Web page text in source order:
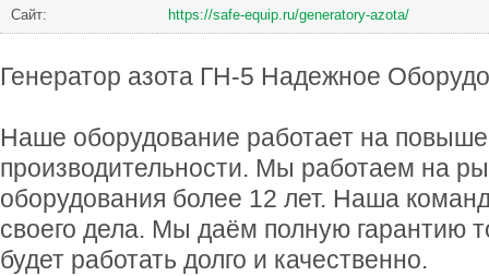
Сайт: https://safe-equip.ru/generatory-azota/
Генератор азота ГН-5 Надежное
Наше оборудование работает на
производительности. Мы работаем на
оборудования более 12 лет. Наша
своего дела. Мы даём полную гарантию
будет работать долго и качественно.